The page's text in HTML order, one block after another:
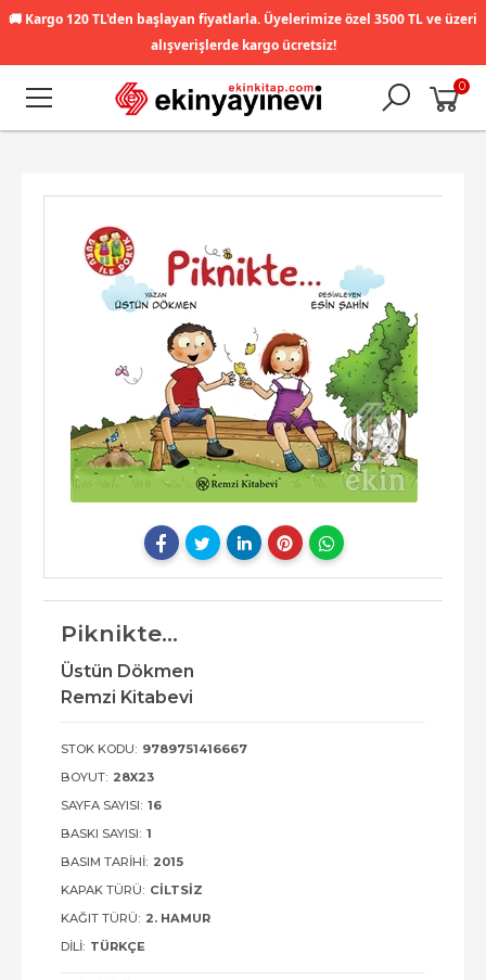
🚚 Kargo 120 TL'den başlayan fiyatlarla. Üyelerimize özel 3500 TL ve üzeri
alışverişlerde kargo ücretsiz!
0
Piknikte...
Üstün Dökmen
Remzi Kitabevi
STOK KODU: 9789751416667
BOYUT: 28X23
SAYFA SAYISI: 16
BASKI SAYISI: 1
BASIM TARIHI: 2015
KAPAK TÜRÜ: CILTSIZ
KAĞIT TÜRÜ: 2. HAMUR
DILI: TÜRKÇE